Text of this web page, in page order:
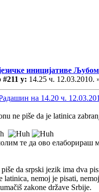
иницијативе
у: 14.25 ч. 12.03.2010.
на 14.20 ч.
ne piše da je latinica
те да ово елаборираш
da srpski jezik ima dva
latinica, nemoj je pisati,
zakone države Srbije.